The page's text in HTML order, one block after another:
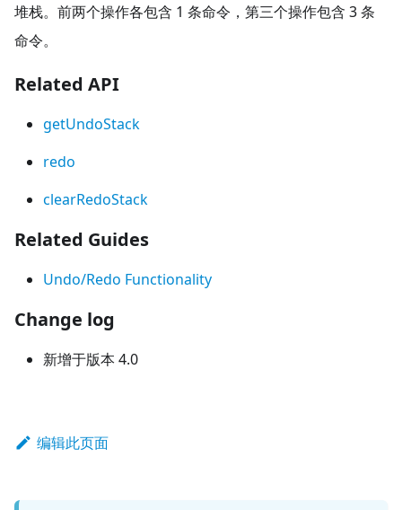
堆栈。前两个操作各包含 1 条命令，第三个操作包含 3 条
命令。
Related API
getUndoStack
redo
clearRedoStack
Related Guides
Undo/Redo Functionality
Change log
新增于版本 4.0
编辑此页面